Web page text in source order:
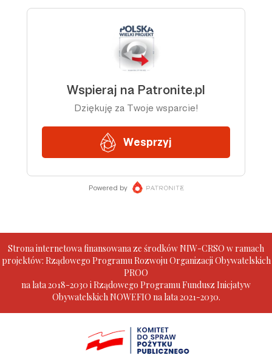
Strona internetowa finansowana ze środków NIW-CRSO w ramach
projektów: Rządowego Programu Rozwoju Organizacji Obywatelskich
PROO
na lata 2018-2030 i Rządowego Programu Fundusz Inicjatyw
Obywatelskich NOWEFIO na lata 2021-2030.